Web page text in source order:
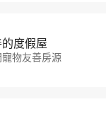
度假屋
物友善房源